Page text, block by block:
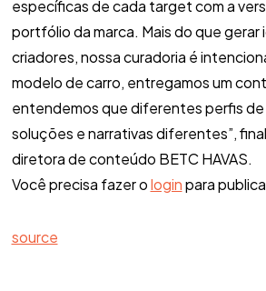
específicas de cada target com a
portfólio da marca. Mais do que
criadores, nossa curadoria é
modelo de carro, entregamos um
entendemos que diferentes perfis de
soluções e narrativas diferentes”,
diretora de conteúdo BETC HAVAS.
Você precisa fazer ologinpara
source